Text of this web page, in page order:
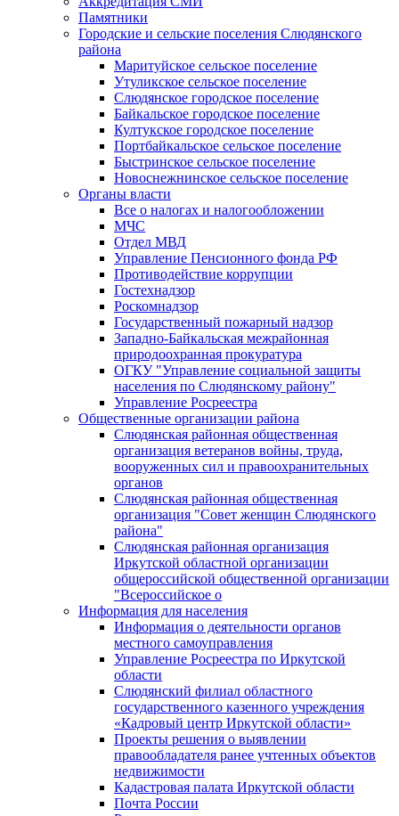
Памятники
Городские и сельские поселения Слюдянского
района
Маритуйское сельское поселение
Утуликское сельское поселение
Слюдянское городское поселение
Байкальское городское поселение
Култукское городское поселение
Портбайкальское сельское поселение
Быстринское сельское поселение
Новоснежнинское сельское поселение
Органы власти
Все о налогах и налогообложении
МЧС
Отдел МВД
Управление Пенсионного фонда РФ
Противодействие коррупции
Гостехнадзор
Роскомнадзор
Государственный пожарный надзор
Западно-Байкальская межрайонная
природоохранная прокуратура
ОГКУ "Управление социальной защиты
населения по Слюдянскому району"
Управление Росреестра
Общественные организации района
Слюдянская районная общественная
организация ветеранов войны, труда,
вооруженных сил и правоохранительных
органов
Слюдянская районная общественная
организация "Совет женщин Слюдянского
района"
Слюдянская районная организация
Иркутской областной организации
общероссийской общественной организации
"Всероссийское о
Информация для населения
Информация о деятельности органов
местного самоуправления
Управление Росреестра по Иркутской
области
Слюдянский филиал областного
государственного казенного учреждения
«Кадровый центр Иркутской области»
Проекты решения о выявлении
правообладателя ранее учтенных объектов
недвижимости
Кадастровая палата Иркутской области
Почта России